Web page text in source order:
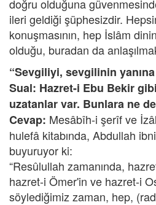
doğru olduğuna
ileri geldiği şüphesizdir.
konuşmasının, hep İslâm
olduğu, buradan da
“Sevgiliyi, sevgilinin
Sual: Hazret-i Ebu Bekir
uzatanlar var. Bunlara ne
Cevap: Mesâbîh-i şerîf ve
hulefâ kitabında, Abdullah
buyuruyor ki:
“Resûlullah zamanında,
hazret-i Ömer'in ve hazret-i
söylediğimiz zaman, hep,